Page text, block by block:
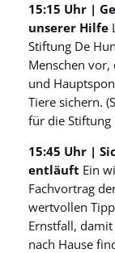
15:15 Uhr |
unserer Hilfe
Stiftung De
Menschen
und
Tiere sichern.
für die Stiftung
15:45 Uhr |
entläuft Ein
Fachvortrag
wertvollen
Ernstfall,
nach Hause